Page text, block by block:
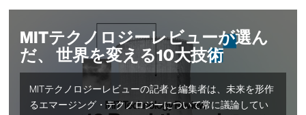
MITテクノロジーレビューが選ん
だ、 世界を変える10大技術
MITテクノロジーレビューの記者と編集者は、未来を形作
るエマージング・テクノロジーについて常に議論してい